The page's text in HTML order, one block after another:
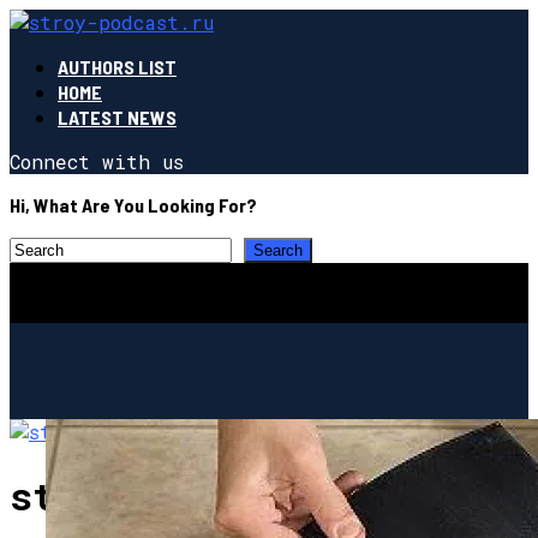
AUTHORS LIST
HOME
LATEST NEWS
Connect with us
Hi, What Are You Looking For?
stroy-podcast.ru